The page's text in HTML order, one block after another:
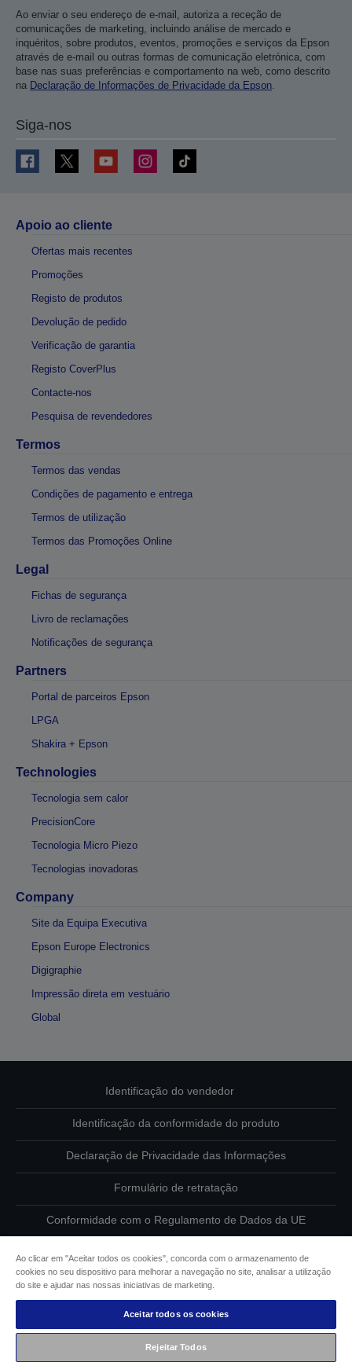
Ao enviar o seu endereço de e-mail, autoriza a receção de
comunicações de marketing, incluindo análise de mercado e
inquéritos, sobre produtos, eventos, promoções e serviços da Epson
através de e-mail ou outras formas de comunicação eletrónica, com
base nas suas preferências e comportamento na web, como descrito
na Declaração de Informações de Privacidade da Epson.
Siga-nos
Apoio ao cliente
Ofertas mais recentes
Promoções
Registo de produtos
Devolução de pedido
Verificação de garantia
Registo CoverPlus
Contacte-nos
Pesquisa de revendedores
Termos
Termos das vendas
Condições de pagamento e entrega
Termos de utilização
Termos das Promoções Online
Legal
Fichas de segurança
Livro de reclamações
Notificações de segurança
Partners
Portal de parceiros Epson
LPGA
Shakira + Epson
Technologies
Tecnologia sem calor
PrecisionCore
Tecnologia Micro Piezo
Tecnologias inovadoras
Company
Site da Equipa Executiva
Epson Europe Electronics
Digigraphie
Impressão direta em vestuário
Global
Identificação do vendedor
Identificação da conformidade do produto
Declaração de Privacidade das Informações
Formulário de retratação
Conformidade com o Regulamento de Dados da UE
Informações sobre cookies
Compromisso da Epson para com a acessibilidade
Ao clicar em "Aceitar todos os cookies", concorda com o armazenamento de
cookies no seu dispositivo para melhorar a navegação no site, analisar a utilização
do site e ajudar nas nossas iniciativas de marketing.
Aceitar todos os cookies
Rejeitar Todos